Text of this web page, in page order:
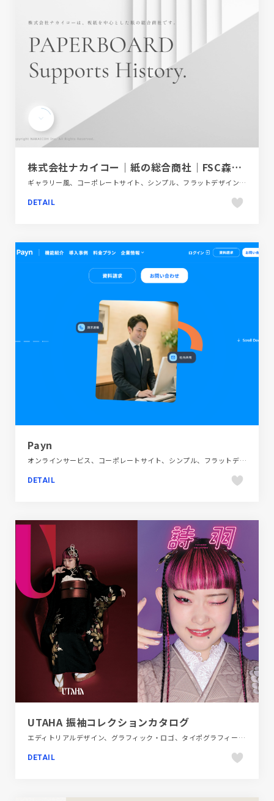
株式会社ナカイコー｜紙の総合商社｜FSC森林認証紙・板紙・洋紙・化成品
ギャラリー風、コーポレートサイト、シンプル、フラットデザイン、ホワイト系、金融・法律・人材・専門職
DETAIL
Payn
オンラインサービス、コーポレートサイト、シンプル、フラットデザイン、ブランド・サービスサイト、ブルー系、大きめ写真
DETAIL
UTAHA 振袖コレクションカタログ
エディトリアルデザイン、グラフィック・ロゴ、タイポグラフィー、デザイン・アート・音楽・文芸、ピンク系、ファッション・ビューティー、ポップ
DETAIL